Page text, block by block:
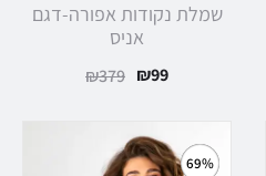
שמלת נקודות אפורה-דגם
אניס
₪379 ₪99
69%